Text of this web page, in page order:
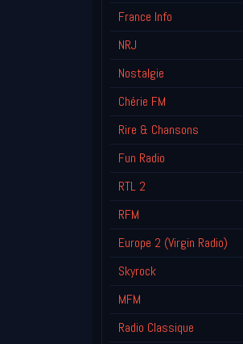
France Info
NRJ
Nostalgie
Chérie FM
Rire & Chansons
Fun Radio
RTL 2
RFM
Europe 2 (Virgin Radio)
Skyrock
MFM
Radio Classique